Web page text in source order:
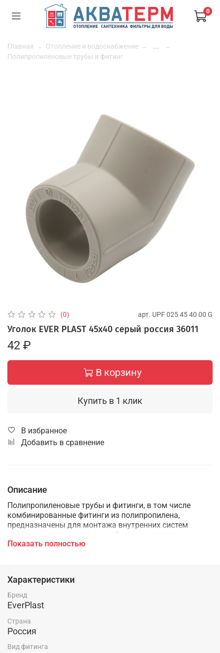
0
Главная Отопление и водоснабжение
...
Полипропиленовые трубы и фитинг
(0) арт. UPF 025 45 40 00 G
Уголок EVER PLAST 45х40 серый россия 36011
42 ₽
В корзину
Купить в 1 клик
В избранное
Добавить в сравнение
Описание
Полипропиленовые трубы и фитинги, в том числе
комбинированные фитинги из полипропилена,
предназначены для монтажа внутренних систем
холодного, горячего водоснабжения и отопления, а так
же применяются в технологических трубопроводах,
Показать полностью
Характеристики
Бренд
EverPlast
Страна
Россия
Вид фитинга